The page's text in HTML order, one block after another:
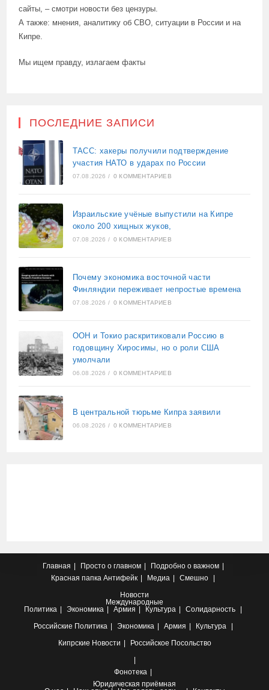
сайты, – смотри новости без цензуры.
А также: мнения, аналитику об СВО, ситуации в России и на
Кипре.
Мы ищем правду, излагаем факты
ПОСЛЕДНИЕ ЗАПИСИ
ТАСС: хакеры получили подтверждение
участия НАТО в ударах по России
07.08.2026 / 0 КОММЕНТАРИЕВ
Израильские учёные выпустили на Кипре
около 200 хищных жуков,
07.08.2026 / 0 КОММЕНТАРИЕВ
Почему экономика восточной части
Финляндии переживает непростые времена
07.08.2026 / 0 КОММЕНТАРИЕВ
ООН и Токио раскритиковали Россию в
годовщину Хиросимы, но о роли США
умолчали
06.08.2026 / 0 КОММЕНТАРИЕВ
В центральной тюрьме Кипра заявили
06.08.2026 / 0 КОММЕНТАРИЕВ
Главная Просто о главном
Подробно о важном
Красная папка Антифейк Медиа
Смешно
Новости
Международные
Политика
Экономика Армия Культура
Солидарность
Российские Политика Экономика Армия
Культура
Кипрские Новости Российское Посольство
Фонотека
Юридическая приёмная